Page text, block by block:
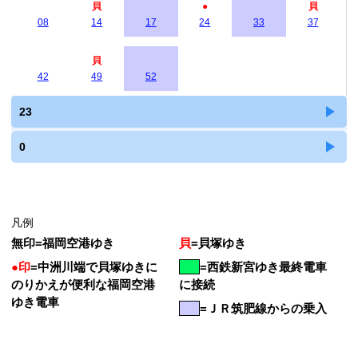
08
貝
14
17
●
24
33
貝
37
42
貝
49
52
23
0
凡例
無印=福岡空港ゆき 貝=貝塚ゆき
●印=中洲川端で貝塚ゆきに
のりかえが便利な福岡空港
ゆき電車
=西鉄新宮ゆき最終電車
に接続
=ＪＲ筑肥線からの乗入